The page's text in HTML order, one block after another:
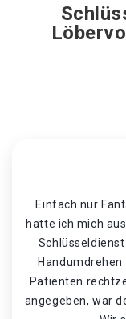
Einfach nur
hatte ich mich
Patienten
angegeben, war